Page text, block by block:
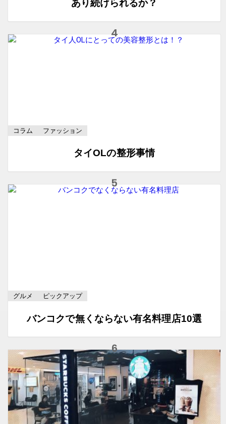
あり続けられるか？
コラム ファッション
タイOLの整形事情
グルメ ピックアップ
バンコクで無くならない有名料理店10選